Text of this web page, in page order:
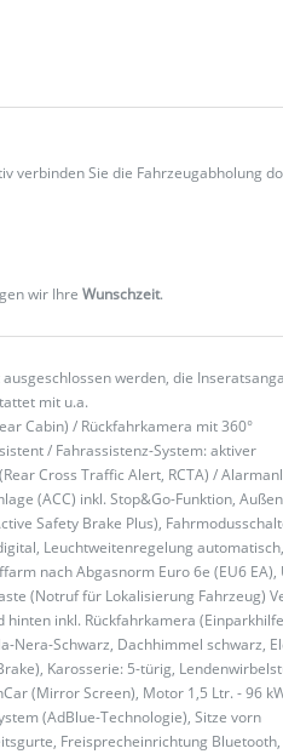
verbinden Sie die Fahrzeugabholung
wir IhreWunschzeit.
werden, die
mit u.a.
Cabin) / Rückfahrkamera mit 360°
/ Fahrassistenz-System: aktiver
Cross Traffic Alert, RCTA) /
(ACC) inkl. Stop&Go-Funktion,
Safety Brake Plus),
Leuchtweitenregelung
nach Abgasnorm Euro 6e (EU6 EA),
(Notruf für Lokalisierung Fahrzeug)
inkl. Rückfahrkamera
Nera-Schwarz, Dachhimmel schwarz,
Karosserie: 5-türig,
(Mirror Screen), Motor 1,5 Ltr. - 96
(AdBlue-Technologie), Sitze vorn
Freisprecheinrichtung